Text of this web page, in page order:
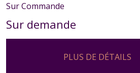
Sur Commande
Sur demande
PLUS DE DÉTAILS